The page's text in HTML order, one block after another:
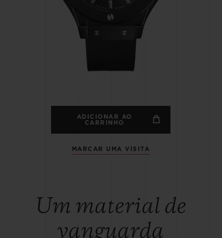
ADICIONAR AO
CARRINHO
MARCAR UMA VISITA
Um material de
vanguarda
PEACH CERAMIC
ENTREGA PROGRAMADA ENTREGA E